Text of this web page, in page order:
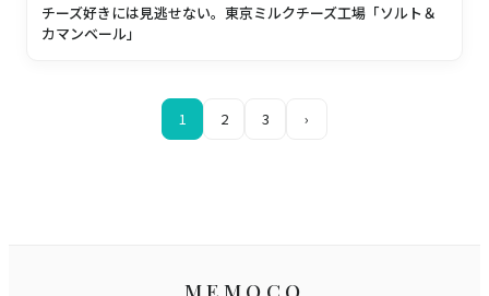
チーズ好きには見逃せない。東京ミルクチーズ工場「ソルト＆
カマンベール」
1 2 3 ›
MEMOCO